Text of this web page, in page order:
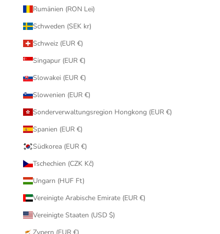
Rumänien (RON Lei)
Schweden (SEK kr)
Schweiz (EUR €)
Singapur (EUR €)
Slowakei (EUR €)
Slowenien (EUR €)
Sonderverwaltungsregion Hongkong (EUR €)
Spanien (EUR €)
Südkorea (EUR €)
Tschechien (CZK Kč)
Ungarn (HUF Ft)
Vereinigte Arabische Emirate (EUR €)
Vereinigte Staaten (USD $)